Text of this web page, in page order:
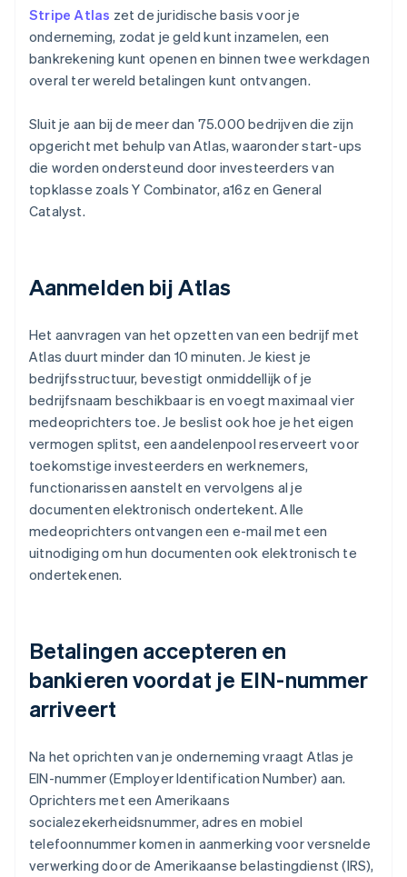
Stripe Atlas zet de juridische basis voor je
onderneming, zodat je geld kunt inzamelen, een
bankrekening kunt openen en binnen twee werkdagen
overal ter wereld betalingen kunt ontvangen.
Sluit je aan bij de meer dan 75.000 bedrijven die zijn
opgericht met behulp van Atlas, waaronder start-ups
die worden ondersteund door investeerders van
topklasse zoals Y Combinator, a16z en General
Catalyst.
Aanmelden bij Atlas
Het aanvragen van het opzetten van een bedrijf met
Atlas duurt minder dan 10 minuten. Je kiest je
bedrijfsstructuur, bevestigt onmiddellijk of je
bedrijfsnaam beschikbaar is en voegt maximaal vier
medeoprichters toe. Je beslist ook hoe je het eigen
vermogen splitst, een aandelenpool reserveert voor
toekomstige investeerders en werknemers,
functionarissen aanstelt en vervolgens al je
documenten elektronisch ondertekent. Alle
medeoprichters ontvangen een e-mail met een
uitnodiging om hun documenten ook elektronisch te
ondertekenen.
Betalingen accepteren en
bankieren voordat je EIN-nummer
arriveert
Na het oprichten van je onderneming vraagt Atlas je
EIN-nummer (Employer Identification Number) aan.
Oprichters met een Amerikaans
socialezekerheidsnummer, adres en mobiel
telefoonnummer komen in aanmerking voor versnelde
verwerking door de Amerikaanse belastingdienst (IRS),